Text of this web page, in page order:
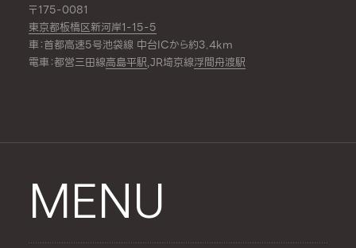
〒175-0081
東京都板橋区新河岸1-15-5
車：首都高速5号池袋線 中台ICから約3.4km
電車：都営三田線高島平駅,JR埼京線浮間舟渡駅
MENU